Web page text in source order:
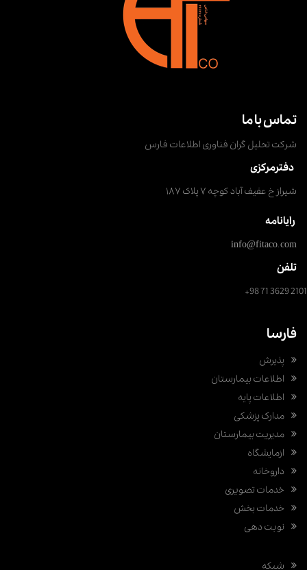
تماس با ما
شرکت تحلیل گران فناوری اطلاعات فارس
دفترمرکزی
شیراز خ عفیف آباد کوچه ۷ پلاک ۱۸۷
رایانامه
info@fitaco.com
تلفن
+98 71 3629 2101
فارسا
پذیرش
اطلاعات بیمارستان
اطلاعات پایه
مدارک پزشکی
مدیریت بیمارستان
ازمایشگاه
داروخانه
خدمات تصویری
خدمات بخش
نوبت دهی